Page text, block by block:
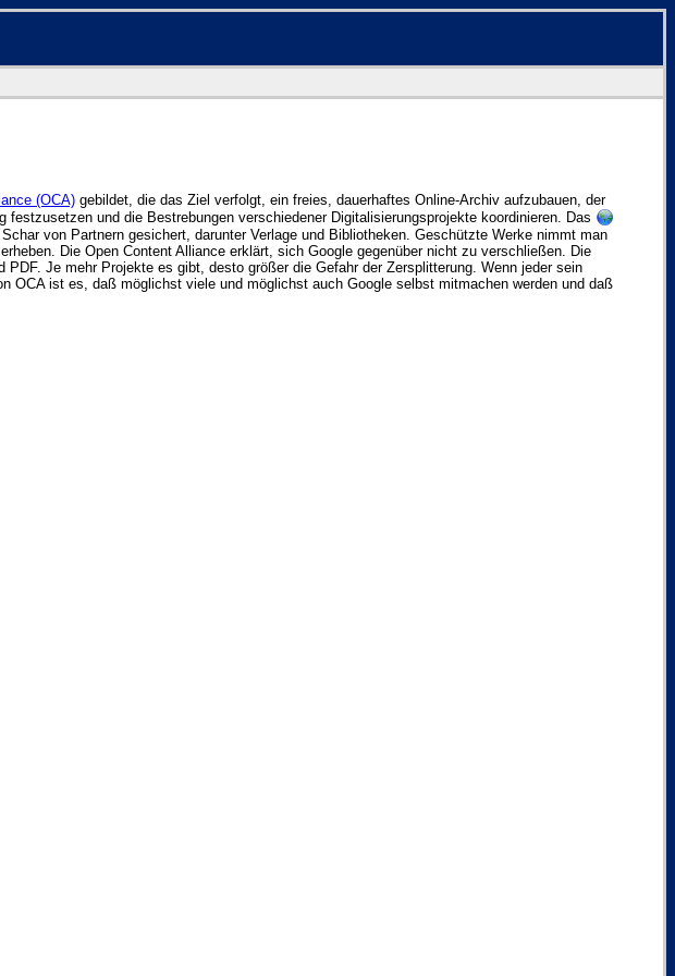
(OCA) gebildet, die das Ziel verfolgt, ein freies, dauerhaftes Online-Archiv aufzubauen, der
und die Bestrebungen verschiedener Digitalisierungsprojekte koordinieren. Das
von Partnern gesichert, darunter Verlage und Bibliotheken. Geschützte Werke nimmt man
Die Open Content Alliance erklärt, sich Google gegenüber nicht zu verschließen. Die
Je mehr Projekte es gibt, desto größer die Gefahr der Zersplitterung. Wenn jeder sein
OCA ist es, daß möglichst viele und möglichst auch Google selbst mitmachen werden und daß